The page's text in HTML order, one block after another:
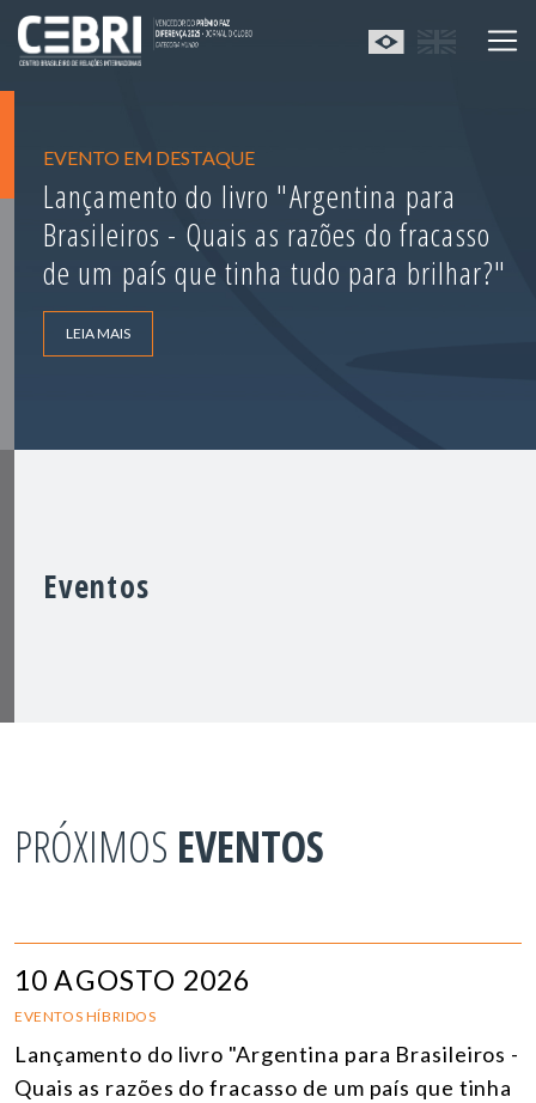
EVENTO EM DESTAQUE
Lançamento do livro "Argentina para
Brasileiros - Quais as razões do fracasso
de um país que tinha tudo para brilhar?"
LEIA MAIS
Eventos
PRÓXIMOS EVENTOS
10 AGOSTO 2026
EVENTOS HÍBRIDOS
Lançamento do livro "Argentina para Brasileiros -
Quais as razões do fracasso de um país que tinha